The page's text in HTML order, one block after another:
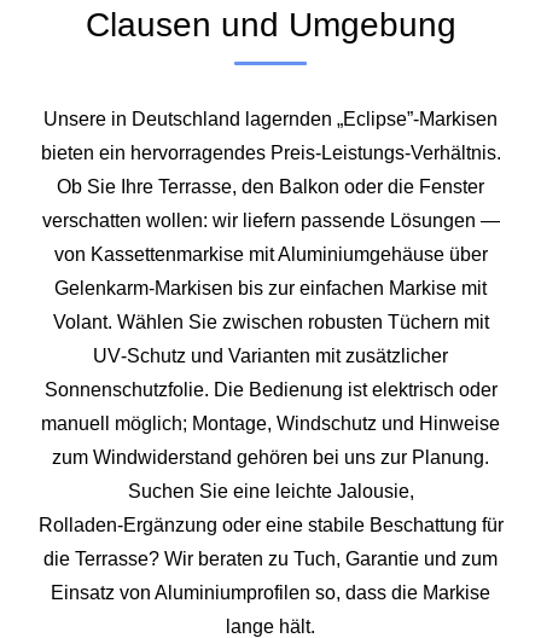
Clausen und Umgebung
Unsere in Deutschland lagernden „Eclipse”-Markisen
bieten ein hervorragendes Preis‑Leistungs‑Verhältnis.
Ob Sie Ihre Terrasse, den Balkon oder die Fenster
verschatten wollen: wir liefern passende Lösungen —
von Kassettenmarkise mit Aluminiumgehäuse über
Gelenkarm‑Markisen bis zur einfachen Markise mit
Volant. Wählen Sie zwischen robusten Tüchern mit
UV‑Schutz und Varianten mit zusätzlicher
Sonnenschutzfolie. Die Bedienung ist elektrisch oder
manuell möglich; Montage, Windschutz und Hinweise
zum Windwiderstand gehören bei uns zur Planung.
Suchen Sie eine leichte Jalousie,
Rolladen‑Ergänzung oder eine stabile Beschattung für
die Terrasse? Wir beraten zu Tuch, Garantie und zum
Einsatz von Aluminiumprofilen so, dass die Markise
lange hält.